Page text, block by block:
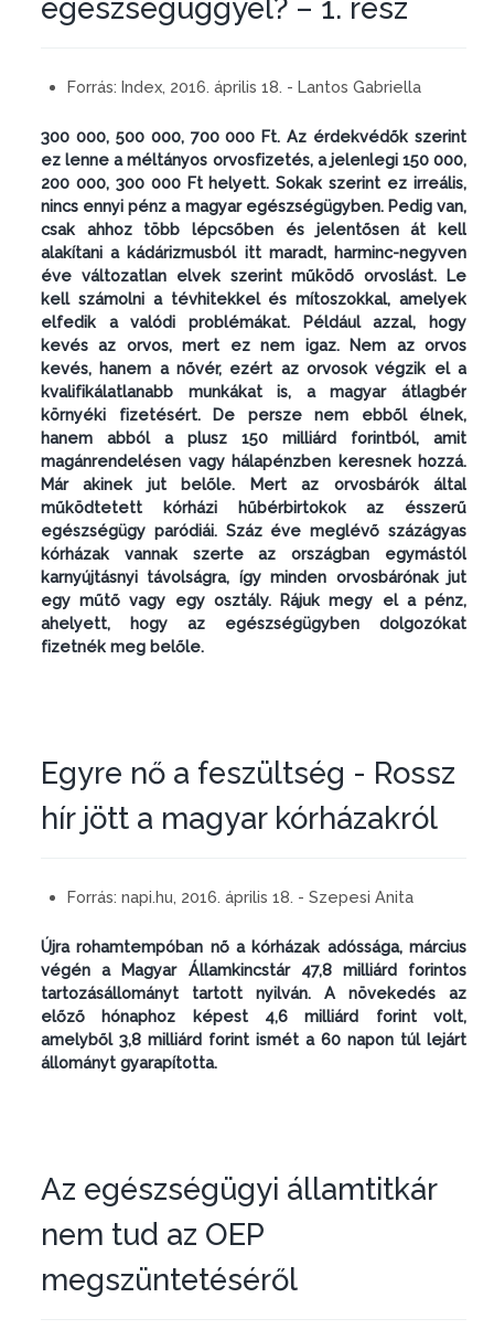
egészségüggyel? – 1. rész
Forrás: Index, 2016. április 18. - Lantos Gabriella
300 000, 500 000, 700 000 Ft. Az érdekvédők szerint
ez lenne a méltányos orvosfizetés, a jelenlegi 150 000,
200 000, 300 000 Ft helyett. Sokak szerint ez irreális,
nincs ennyi pénz a magyar egészségügyben. Pedig van,
csak ahhoz több lépcsőben és jelentősen át kell
alakítani a kádárizmusból itt maradt, harminc-negyven
éve változatlan elvek szerint működő orvoslást. Le
kell számolni a tévhitekkel és mítoszokkal, amelyek
elfedik a valódi problémákat. Például azzal, hogy
kevés az orvos, mert ez nem igaz. Nem az orvos
kevés, hanem a nővér, ezért az orvosok végzik el a
kvalifikálatlanabb munkákat is, a magyar átlagbér
környéki fizetésért. De persze nem ebből élnek,
hanem abból a plusz 150 milliárd forintból, amit
magánrendelésen vagy hálapénzben keresnek hozzá.
Már akinek jut belőle. Mert az orvosbárók által
működtetett kórházi hűbérbirtokok az ésszerű
egészségügy paródiái. Száz éve meglévő százágyas
kórházak vannak szerte az országban egymástól
karnyújtásnyi távolságra, így minden orvosbárónak jut
egy műtő vagy egy osztály. Rájuk megy el a pénz,
ahelyett, hogy az egészségügyben dolgozókat
fizetnék meg belőle.
Egyre nő a feszültség - Rossz
hír jött a magyar kórházakról
Forrás: napi.hu, 2016. április 18. - Szepesi Anita
Újra rohamtempóban nő a kórházak adóssága, március
végén a Magyar Államkincstár 47,8 milliárd forintos
tartozásállományt tartott nyilván. A növekedés az
előző hónaphoz képest 4,6 milliárd forint volt,
amelyből 3,8 milliárd forint ismét a 60 napon túl lejárt
állományt gyarapította.
Az egészségügyi államtitkár
nem tud az OEP
megszüntetéséről